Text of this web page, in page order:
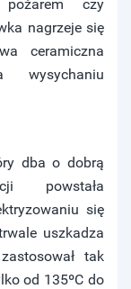
czy
nagrzeje się
ceramiczna
wysychaniu
dba o dobrą
powstała
się
uszkadza
tak
od 135ºC do